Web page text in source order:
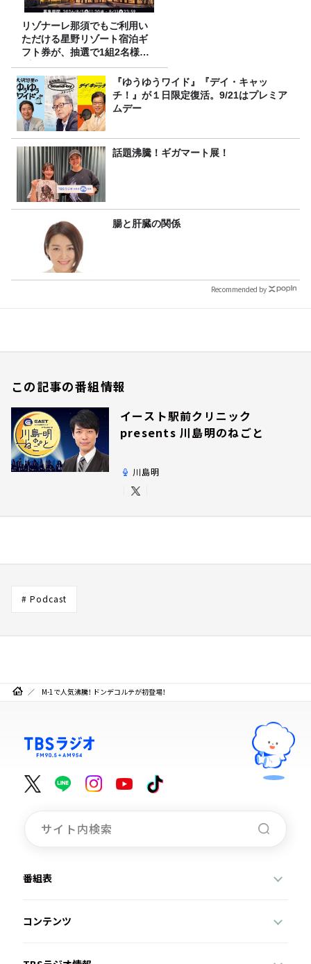
リゾナーレ那須でもご利用い
ただける星野リゾート宿泊ギ
フト券が、抽選で1組2名様に
プレゼント！
『ゆうゆうワイド』『デイ・キャッ
チ！』が１日限定復活。9/21はプレミア
ムデー
話題沸騰！ギガマート展！
腸と肝臓の関係
Recommended by
この記事の番組情報
イースト駅前クリニック
presents 川島明のねごと
川島明
# Podcast
M-1で人気沸騰！ ドンデコルテが初登場！
番組表
コンテンツ